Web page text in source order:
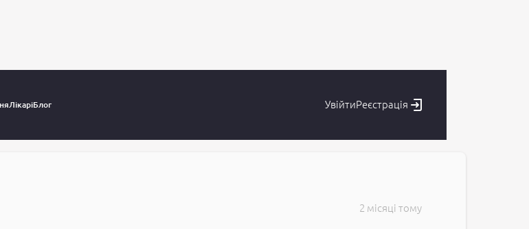
ЛікаріБлог УвійтиРеєстрація
Часте мочеспускання та печіння після у жінки 86 років з діабетом 2типу
2 місяці тому